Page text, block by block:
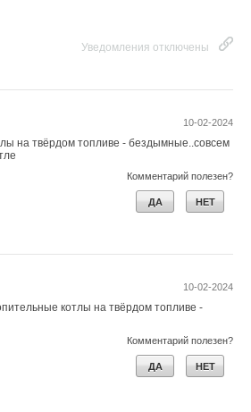
Уведомления отключены
10-02-2024
на твёрдом топливе - бездымные..совсем
Комментарий полезен?
ДА НЕТ
10-02-2024
котлы на твёрдом топливе -
Комментарий полезен?
ДА НЕТ